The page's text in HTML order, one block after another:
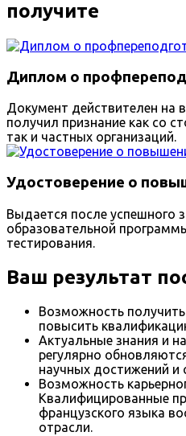
получите
Диплом о
Документ действителен на
получил признание как со
так и частных организаций.
Удостоверение о
Выдается после успешного
образовательной
тестирования.
Ваш результат
Возможность
повысить
Актуальные знания и
регулярно
научных достижений и
Возможность
Квалифицированные
французского языка
отрасли.